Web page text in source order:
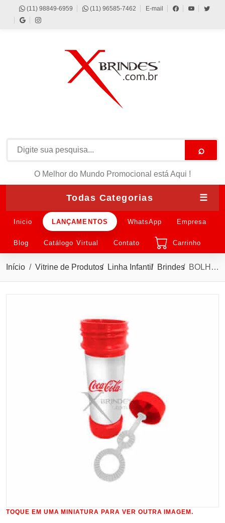
(11) 98849-6959 (11) 96585-7462 E-mail
⌕
O Melhor do Mundo Promocional está Aqui !
Todas Categorias ☰
Inicio LANÇAMENTOS WhatsApp Empresa
Blog Catálogo Virtual Contato Carrinho
Início Vitrine de Produtos Linha Infantil Brindes BOLHA DE SABÃO XTBS01
TOQUE EM UMA MINIATURA PARA VER OUTRA IMAGEM.